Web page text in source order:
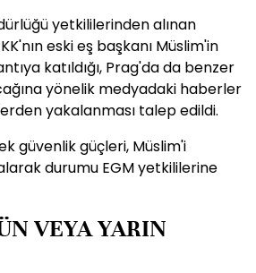
yetkililerinden alınan
eski eş başkanı Müslim'in
katıldığı, Prag'da da benzer
yönelik medyadaki haberler
yakalanması talep edildi.
güvenlik güçleri, Müslim'i
durumu EGM yetkililerine
VEYA YARIN